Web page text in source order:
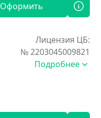
Оформить
Лицензия ЦБ:
№ 2203045009821
Подробнее